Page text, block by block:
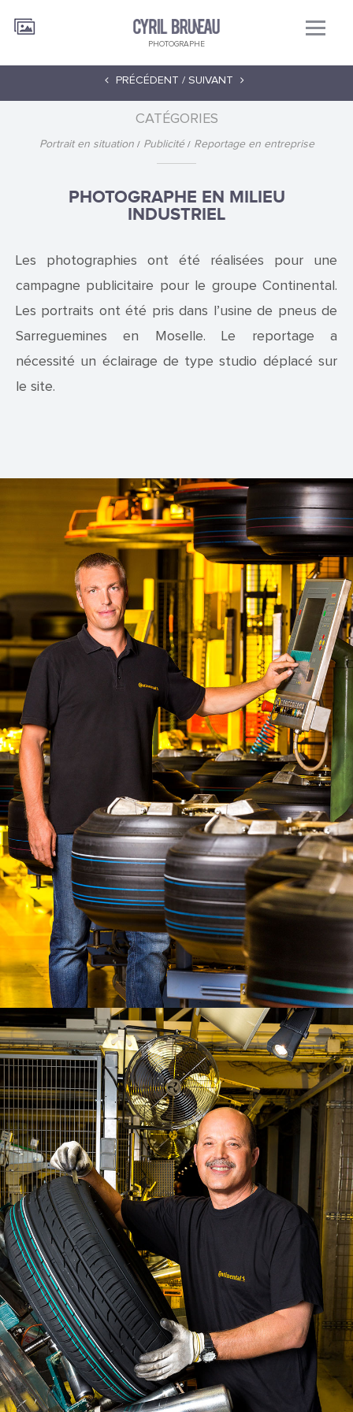
PHOTOGRAPHE
PRÉCÉDENT / SUIVANT
CATÉGORIES
Portrait en situation Publicité Reportage en entreprise
PHOTOGRAPHE EN MILIEU
INDUSTRIEL
Les photographies ont été réalisées pour une
campagne publicitaire pour le groupe Continental.
Les portraits ont été pris dans l’usine de pneus de
Sarreguemines en Moselle. Le reportage a
nécessité un éclairage de type studio déplacé sur
le site.